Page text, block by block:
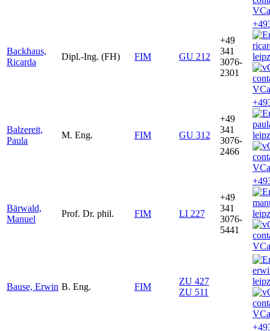
Backhaus,
Ricarda
Dipl.-Ing. (FH) FIM GU 212
+49
341
3076-
2301
Balzereit,
Paula
M. Eng. FIM GU 312
+49
341
3076-
2466
Bärwald,
Manuel
Prof. Dr. phil. FIM LI 227
+49
341
3076-
5441
Bause, Erwin B. Eng. FIM
ZU 427
ZU 511